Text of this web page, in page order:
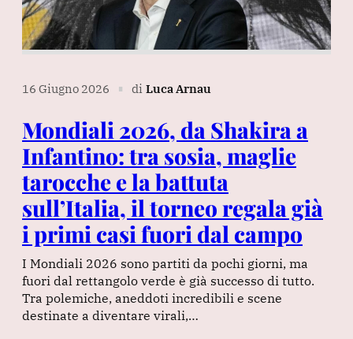
16 Giugno 2026 ∎ di Luca Arnau
Mondiali 2026, da Shakira a
Infantino: tra sosia, maglie
tarocche e la battuta
sull’Italia, il torneo regala già
i primi casi fuori dal campo
I Mondiali 2026 sono partiti da pochi giorni, ma
fuori dal rettangolo verde è già successo di tutto.
Tra polemiche, aneddoti incredibili e scene
destinate a diventare virali,…